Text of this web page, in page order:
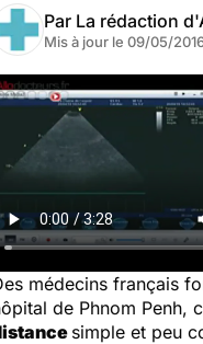
Par La rédaction
Mis à jour le 09/05/
médecins français
de Phnom Penh,
simple et peu